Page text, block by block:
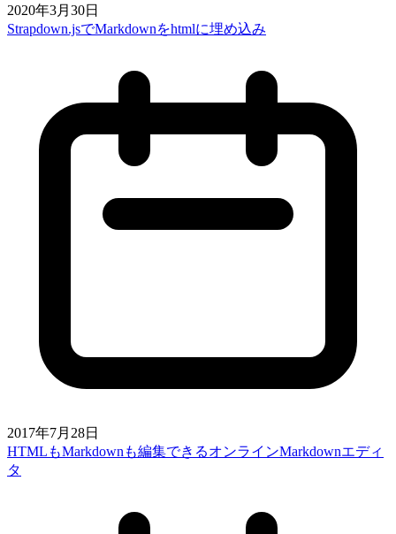
2020年3月30日
Strapdown.jsでMarkdownをhtmlに埋め込み
2017年7月28日
HTMLもMarkdownも編集できるオンラインMarkdownエディ
タ